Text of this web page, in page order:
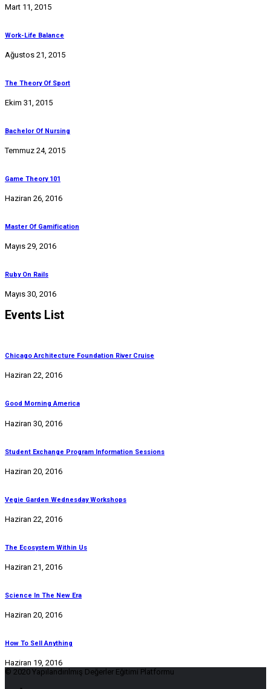
Mart 11, 2015
Work-Life Balance
Ağustos 21, 2015
The Theory Of Sport
Ekim 31, 2015
Bachelor Of Nursing
Temmuz 24, 2015
Game Theory 101
Haziran 26, 2016
Master Of Gamification
Mayıs 29, 2016
Ruby On Rails
Mayıs 30, 2016
Events List
Chicago Architecture Foundation River Cruise
Haziran 22, 2016
Good Morning America
Haziran 30, 2016
Student Exchange Program Information Sessions
Haziran 20, 2016
Vegie Garden Wednesday Workshops
Haziran 22, 2016
The Ecosystem Within Us
Haziran 21, 2016
Science In The New Era
Haziran 20, 2016
How To Sell Anything
Haziran 19, 2016
© 2020 Yapılandırılmış Değerler Eğitimi Platformu